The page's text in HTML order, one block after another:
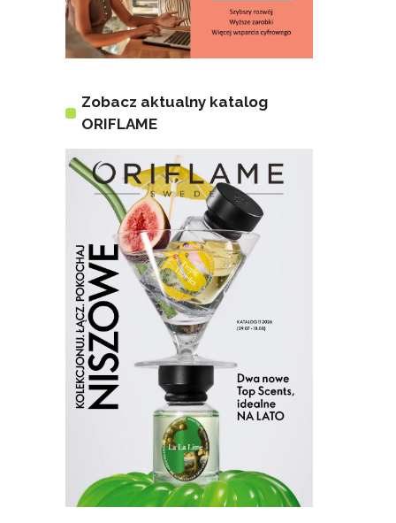
Zobacz aktualny katalog
ORIFLAME